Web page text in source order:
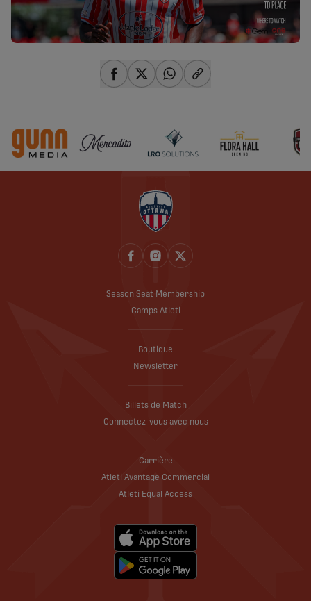
Season Seat Membership
Camps Atleti
Boutique
Newsletter
Billets de Match
Connectez-vous avec nous
Carrière
Atleti Avantage Commercial
Atleti Equal Access